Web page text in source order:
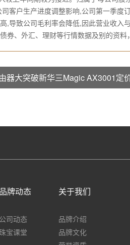
司客户生产进度调整影响,公司第一季
,导致公司毛利率会降低,因此营业收入
、外汇、理财等行情数据及别的资料
器大突破新华三Magic AX3001定
品牌动态
公司动态
宝课堂
关于我们
品牌介绍
品牌文化